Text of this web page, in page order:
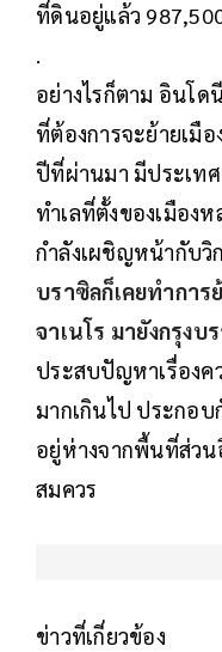
ที่ดินอยู่แล้ว
.
อย่างไรก็ตาม อินโด
ที่ต้องการจะย้ายเมื
ปีที่ผ่านมา มีประเท
ทำเลที่ตั้งของเมือง
กำลังเผชิญหน้ากับวิ
บราซิลก็เคยทำการ
จาเนโร มายังกรุงบ
ประสบปัญหาเรื่อง
มากเกินไป ประกอบ
อยู่ห่างจากพื้นที่ส่ว
สมควร
ข่าวที่เกี่ยวข้อง